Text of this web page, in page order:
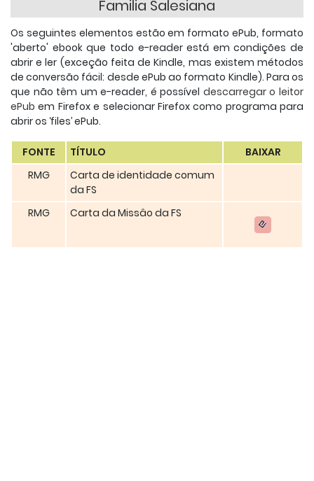
Familia Salesiana
Os seguintes elementos estão em formato ePub, formato
'aberto' ebook que todo e-reader está em condições de
abrir e ler (exceção feita de Kindle, mas existem métodos
de conversão fácil: desde ePub ao formato Kindle). Para os
que não têm um e-reader, é possível descarregar o leitor
ePub em Firefox e selecionar Firefox como programa para
abrir os ‘files’ ePub.
FONTE TÍTULO
BAIXAR
RMG
Carta de identidade comum
da FS
RMG
Carta da Missâo da FS